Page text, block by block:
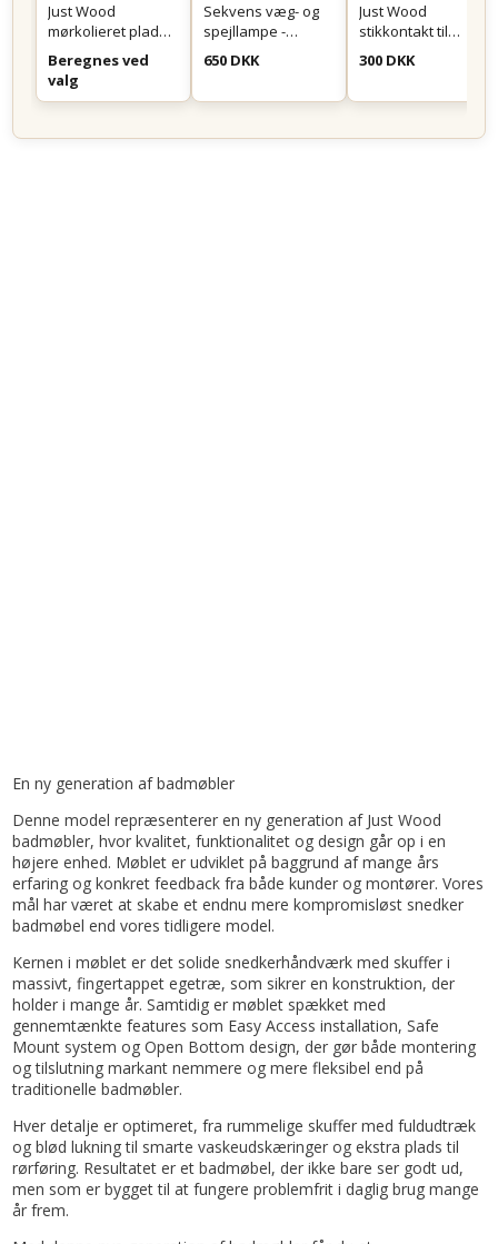
Just Wood
mørkolieret plade
på mål
Beregnes ved
valg
Sekvens væg- og
spejllampe -
Messing
650 DKK
Just Wood
stikkontakt til
montering i skuffe
eller skab - Sort
300 DKK
En ny generation af badmøbler
Denne model repræsenterer en ny generation af Just Wood
badmøbler, hvor kvalitet, funktionalitet og design går op i en
højere enhed. Møblet er udviklet på baggrund af mange års
erfaring og konkret feedback fra både kunder og montører. Vores
mål har været at skabe et endnu mere kompromisløst snedker
badmøbel end vores tidligere model.
Kernen i møblet er det solide snedkerhåndværk med skuffer i
massivt, fingertappet egetræ, som sikrer en konstruktion, der
holder i mange år. Samtidig er møblet spækket med
gennemtænkte features som Easy Access installation, Safe
Mount system og Open Bottom design, der gør både montering
og tilslutning markant nemmere og mere fleksibel end på
traditionelle badmøbler.
Hver detalje er optimeret, fra rummelige skuffer med fuldudtræk
og blød lukning til smarte vaskeudskæringer og ekstra plads til
rørføring. Resultatet er et badmøbel, der ikke bare ser godt ud,
men som er bygget til at fungere problemfrit i daglig brug mange
år frem.